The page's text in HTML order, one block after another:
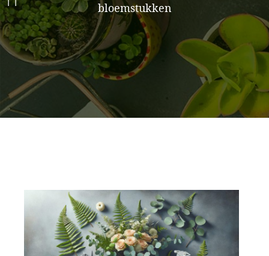
bloemstukken